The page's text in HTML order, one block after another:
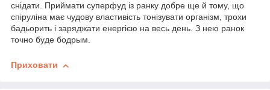
снідати. Приймати суперфуд із ранку добре ще й тому, що
спіруліна має чудову властивість тонізувати організм, трохи
бадьорить і заряджати енергією на весь день. З нею ранок
точно буде бодрым.
Приховати